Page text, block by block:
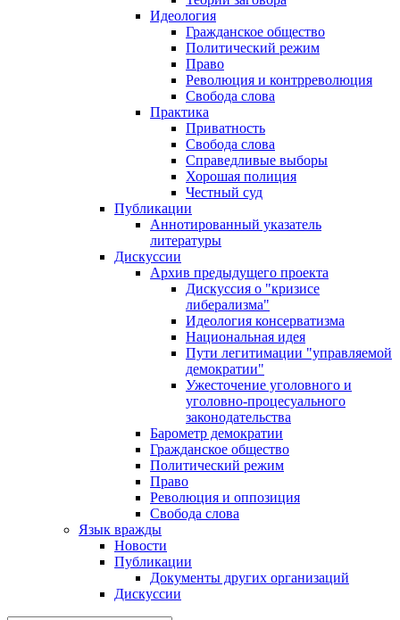
Идеология
Гражданское общество
Политический режим
Право
Революция и контрреволюция
Свобода слова
Практика
Приватность
Свобода слова
Справедливые выборы
Хорошая полиция
Честный суд
Публикации
Аннотированный указатель
литературы
Дискуссии
Архив предыдущего проекта
Дискуссия о "кризисе
либерализма"
Идеология консерватизма
Национальная идея
Пути легитимации "управляемой
демократии"
Ужесточение уголовного и
уголовно-процесуального
законодательства
Барометр демократии
Гражданское общество
Политический режим
Право
Революция и оппозиция
Свобода слова
Язык вражды
Новости
Публикации
Документы других организаций
Дискуссии